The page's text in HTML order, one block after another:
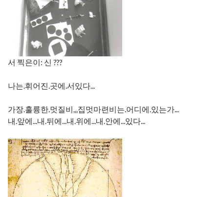
서 찍은이: 신 ???
나는.휘어진.곳에.서있다...
가장.훌륭한.멋질비,,,집멋마련비는.어디에.있는가...
내.앞에...내.뒤에...내.위에...내.안에...있다...